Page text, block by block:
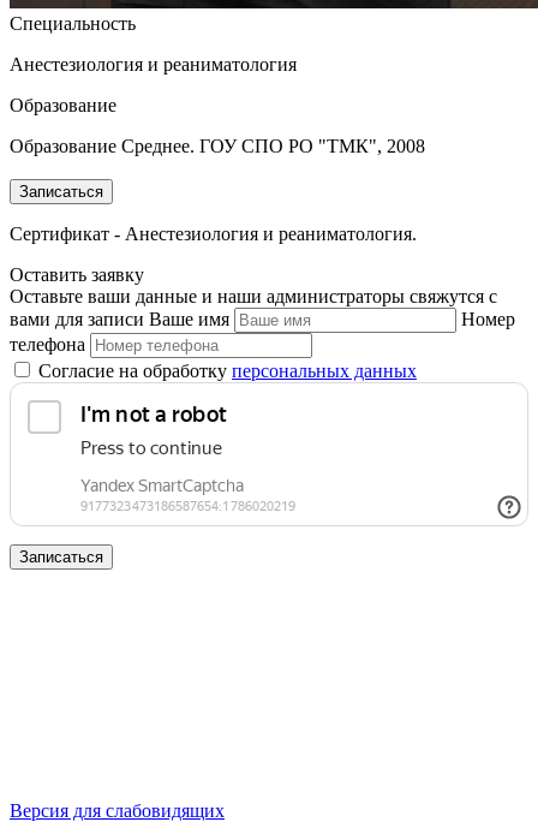
Специальность
Анестезиология и реаниматология
Образование
Образование Среднее. ГОУ СПО РО "ТМК", 2008
Записаться
Сертификат - Анестезиология и реаниматология.
Оставить заявку
Оставьте ваши данные и наши администраторы свяжутся с
вами для записи Ваше имя
Номер
телефона
Согласие на обработку персональных данных
Записаться
Версия для слабовидящих